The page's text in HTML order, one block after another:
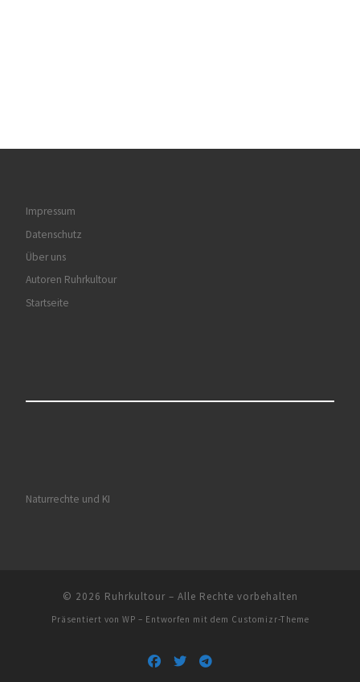
Impressum
Datenschutz
Über uns
Autoren Ruhrkultour
Startseite
Naturrechte und KI
© 2026 Ruhrkultour– Alle Rechte vorbehalten
Präsentiert von WP – Entworfen mit dem Customizr-Theme